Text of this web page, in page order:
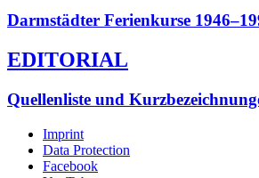
Darmstädter Ferienkurse
EDITORIAL
Quellenliste und
Imprint
Data Protection
Facebook